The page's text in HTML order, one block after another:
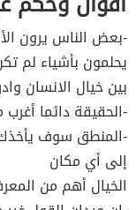
-بعض الناس يرون
يحلمون بأشياء لم
بين خيال الانسان
-الحقيقة دائما أغرب
-المنطق سوف
إلى أي مكان
الخيال أهم من